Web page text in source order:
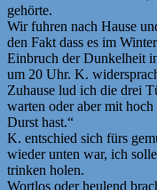
gehörte.
Wir fuhren nach Hause
den Fakt dass es im
Einbruch der Dunkelheit
um 20 Uhr. K.
Zuhause lud ich die drei
warten oder aber mit
Durst hast.“
K. entschied sich fürs
wieder unten war, ich
trinken holen.
Wortlos oder heulend